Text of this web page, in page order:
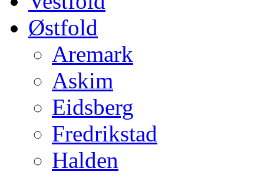
Østfold
Aremark
Askim
Eidsberg
Fredrikstad
Halden